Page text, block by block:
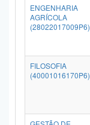
ENGENHARIA
AGRÍCOLA
(28022017009P6)
FILOSOFIA
(40001016170P6)